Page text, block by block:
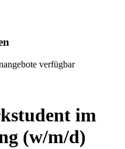
verfügbar
im
(w/m/d)